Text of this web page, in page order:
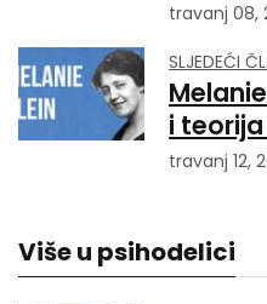
travanj 08,
SLJEDEĆI
i
travanj 12,
Više u psihodelici